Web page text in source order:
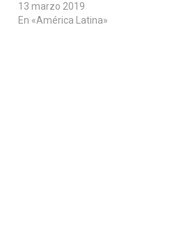
13 marzo 2019
En «América Latina»